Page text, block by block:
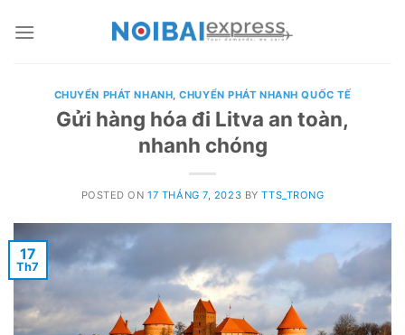
CHUYỂN PHÁT NHANH,CHUYỂN PHÁT NHANH QUỐC TẾ
Gửi hàng hóa đi Litva an toàn,
nhanh chóng
POSTED ON17 THÁNG 7, 2023 BYTTS_TRONG
17
Th7